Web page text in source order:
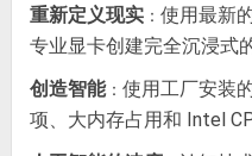
重新定义现实： 使用最新
专业显卡创建完全沉浸式
创造智能： 使用工厂安装
项、大内存占用和 Intel